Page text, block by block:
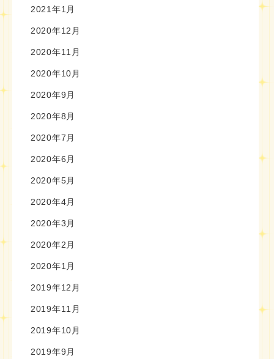
2021年1月
2020年12月
2020年11月
2020年10月
2020年9月
2020年8月
2020年7月
2020年6月
2020年5月
2020年4月
2020年3月
2020年2月
2020年1月
2019年12月
2019年11月
2019年10月
2019年9月